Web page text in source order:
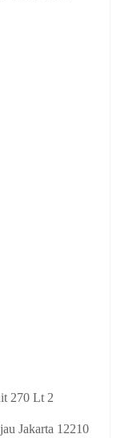
270 Lt 2
Jakarta 12210